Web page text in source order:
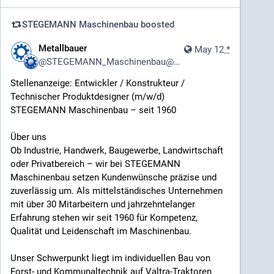
Arbeit geben und zeigen, wie Projekte in der Praxis
entstehen.
Wer sich für Maschinenbau, Fertigungstechnik und
industrielle Praxis interessiert, ist herzlich eingeladen,
unserem FotoBlog zu folgen:
Wir freuen uns darauf, regelmäßig neue Eindrücke aus
unserem Arbeitsalltag zu teilen.
#Maschinenbau #Industrie #CNC #CNCFertigung
#Zerspanung #Zerspanungstechnik #Lohnfertigung
#Metallbau #Schlosserei #Blechbearbeitung
#Fertigungstechnik #IndustrieMontage #Montage
#Werkstatt #Industriealltag #Engineering
STEGEMANN Maschinenbau boosted
May 12 *
Metallbauer
@STEGEMANN_Maschinenbau@pixhub.social
Stellenanzeige: Entwickler / Konstrukteur /
Technischer Produktdesigner (m/w/d)
STEGEMANN Maschinenbau – seit 1960
Über uns
Ob Industrie, Handwerk, Baugewerbe, Landwirtschaft
oder Privatbereich – wir bei STEGEMANN
Maschinenbau setzen Kundenwünsche präzise und
zuverlässig um. Als mittelständisches Unternehmen
mit über 30 Mitarbeitern und jahrzehntelanger
Erfahrung stehen wir seit 1960 für Kompetenz,
Qualität und Leidenschaft im Maschinenbau.
Unser Schwerpunkt liegt im individuellen Bau von
Forst- und Kommunaltechnik auf Valtra-Traktoren